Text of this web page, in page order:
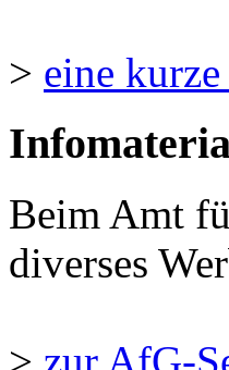
> eine
Beim Amt
diverses
> zur AfG-